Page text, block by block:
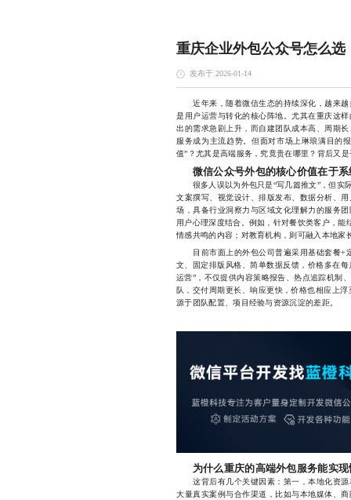
重庆企业外包公众号怎么选
发布于 2026-01-14
近年来，随着微信生态的持续深化，越来越
是用户运营与转化的核心阵地。尤其在重庆这
出的需求急剧上升，而自建团队成本高、周期
服务成为主流趋势。但面对市场上琳琅满目的
值”？尤其是高端服务，究竟贵在哪里？背后又
微信公众号外包的核心价值在于
很多人误以为外包只是“写几篇推文”，但实
文案撰写、视觉设计、排版发布、数据分析、
场，具备行业洞察力与区域文化理解力的服务
用户心理深度结合。例如，针对餐饮类客户，能
情感共鸣的内容；对教育机构，则可融入本地家
目前市面上的外包公司普遍采用基础套餐+
文、固定排版风格、简单数据反馈，价格多在
运营”，不仅提供内容策略报告、热点追踪机制
队，交付周期更长、响应更快，价格也相应上
源于团队配置、项目经验与资源沉淀的差距。
为什么重庆的高端外包服务能实
这背后有几个关键因素：第一，本地化资源
大量真实案例与合作渠道，比如与本地媒体、